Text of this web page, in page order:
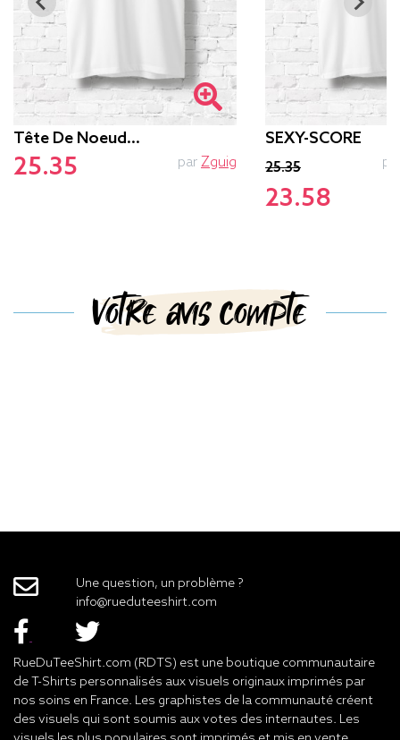
Tête De Noeud…
25.35 par Zguig
SEXY-SCORE
25.35
23.58
Votre avis compte
Une question, un problème ?
info@rueduteeshirt.com
RueDuTeeShirt.com (RDTS) est une boutique communautaire
de T-Shirts personnalisés aux visuels originaux imprimés par
nos soins en France. Les graphistes de la communauté créent
des visuels qui sont soumis aux votes des internautes. Les